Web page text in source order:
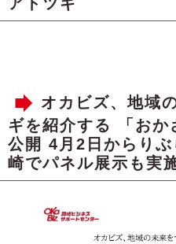
オカビズ、地域
ギを紹介する 「おか
公開 4月2日からり
崎でパネル展示も実